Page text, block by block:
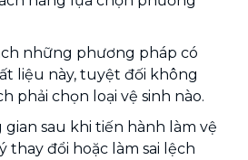
những phương pháp có
liệu này, tuyệt đối không
phải chọn loại vệ sinh nào.
gian sau khi tiến hành làm vệ
thay đổi hoặc làm sai lệch